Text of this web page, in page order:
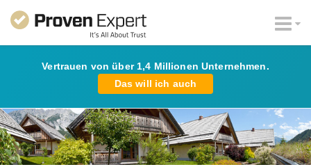
Vertrauen von über 1,4 Millionen Unternehmen.
Das will ich auch